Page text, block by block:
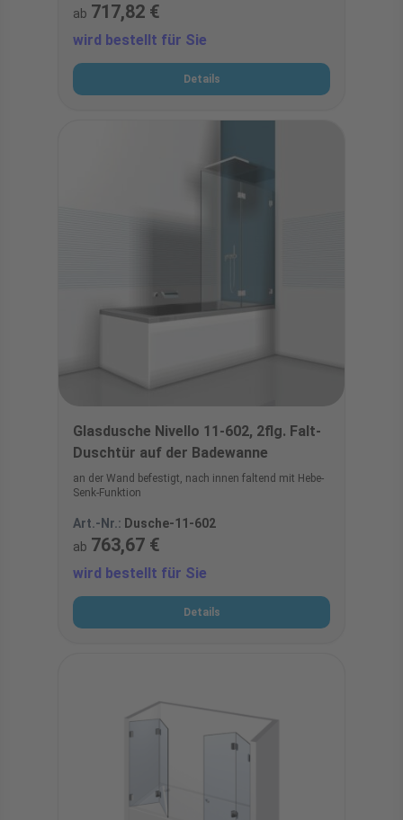
ab 717,82 €
wird bestellt für Sie
Details
Glasdusche Nivello 11-602, 2flg. Falt-
Duschtür auf der Badewanne
an der Wand befestigt, nach innen faltend mit Hebe-
Senk-Funktion
Art.-Nr.: Dusche-11-602
ab 763,67 €
wird bestellt für Sie
Details